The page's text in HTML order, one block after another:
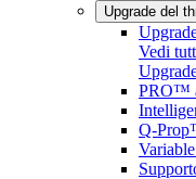
Upgrade del
Vedi
PRO™
Q-